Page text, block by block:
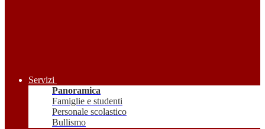
Servizi
Panoramica
Famiglie e studenti
Personale scolastico
Bullismo